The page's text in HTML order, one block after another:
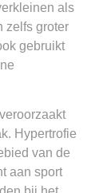
als
zelfs groter
gebruikt
Hypertrofie
van de
aan sport